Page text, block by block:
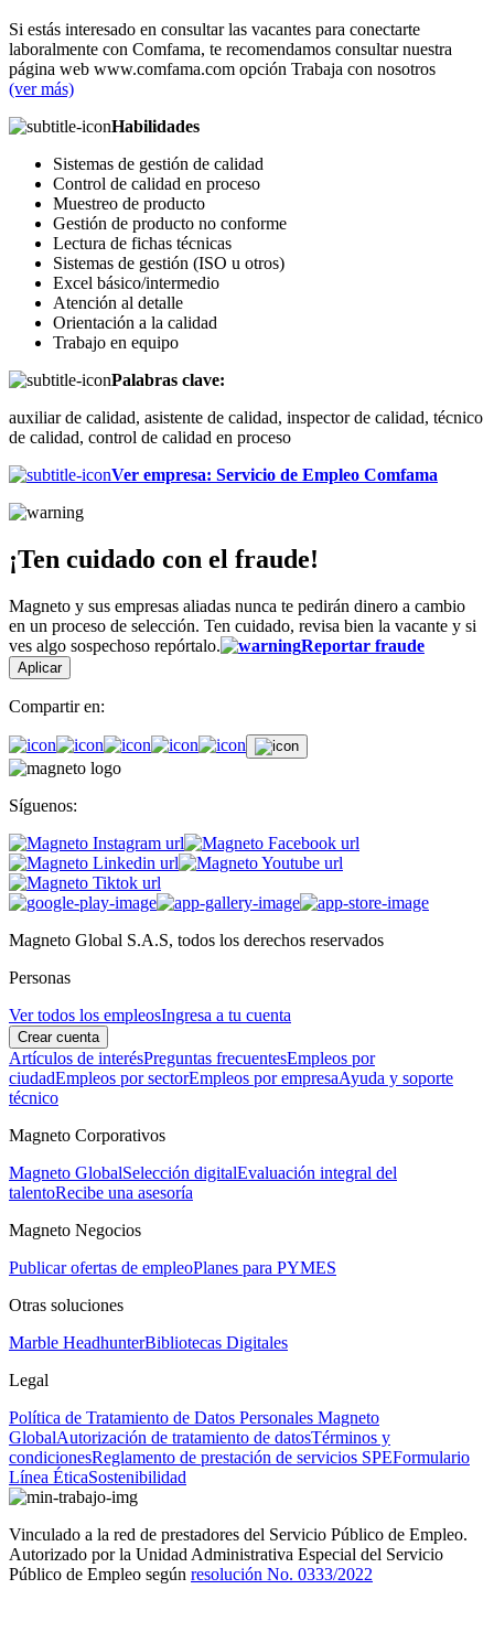
Si estás interesado en consultar las vacantes para conectarte
laboralmente con Comfama, te recomendamos consultar nuestra
página web www.comfama.com opción Trabaja con nosotros
(ver más)
Habilidades
Sistemas de gestión de calidad
Control de calidad en proceso
Muestreo de producto
Gestión de producto no conforme
Lectura de fichas técnicas
Sistemas de gestión (ISO u otros)
Excel básico/intermedio
Atención al detalle
Orientación a la calidad
Trabajo en equipo
Palabras clave:
auxiliar de calidad, asistente de calidad, inspector de calidad, técnico
de calidad, control de calidad en proceso
Ver empresa: Servicio de Empleo Comfama
¡Ten cuidado con el fraude!
Magneto y sus empresas aliadas nunca te pedirán dinero a cambio
en un proceso de selección. Ten cuidado, revisa bien la vacante y si
ves algo sospechoso repórtalo.
Reportar fraude
Aplicar
Compartir en:
Síguenos:
Magneto Global S.A.S, todos los derechos reservados
Personas
Ver todos los empleosIngresa a tu cuenta
Crear cuenta
Artículos de interésPreguntas frecuentesEmpleos por
ciudadEmpleos por sectorEmpleos por empresaAyuda y soporte
técnico
Magneto Corporativos
Magneto GlobalSelección digitalEvaluación integral del
talentoRecibe una asesoría
Magneto Negocios
Publicar ofertas de empleoPlanes para PYMES
Otras soluciones
Marble HeadhunterBibliotecas Digitales
Legal
Política de Tratamiento de Datos Personales Magneto
GlobalAutorización de tratamiento de datosTérminos y
condicionesReglamento de prestación de servicios SPEFormulario
Línea ÉticaSostenibilidad
Vinculado a la red de prestadores del Servicio Público de Empleo.
Autorizado por la Unidad Administrativa Especial del Servicio
Público de Empleo según resolución No. 0333/2022